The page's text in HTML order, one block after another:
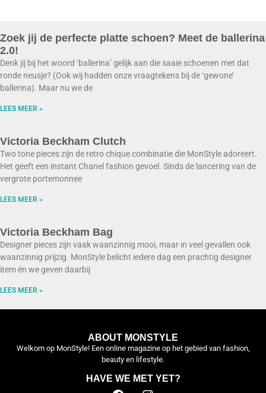
Zoek jij de perfecte platte schoen? Meet de ballerina
2.0!
Denk jij bij het woord ‘ballerina’ gelijk aan die saaie schoenen met dat
ronde neusje? (Ook wij hadden onze vraagtekens bij de ‘gewone’
ballerina). Maar nu we de
LEES MEER »
Victoria Beckham Clutch
Two tone pieces zijn de retro chique combinatie die MonStyle adoreert.
Het geeft een instant Chanel fashion gevoel. Sinds de lancering van de
vergrote portemonnee
LEES MEER »
Victoria Beckham Bag
Designer pieces zijn vaak waanzinnig mooi, maar in veel gevallen ook
waanzinnig prijzig. MonStyle belicht iedere dag een prachtig designer
item én we geven daarbij
LEES MEER »
ABOUT MONSTYLE
Welkom op MonStyle! Een online magazine op het gebied van fashion,
beauty en lifestyle.
HAVE WE MET YET?